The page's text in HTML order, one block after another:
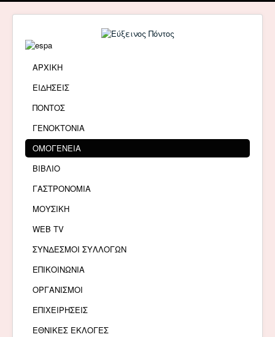
ΑΡΧΙΚΗ
ΕΙΔΗΣΕΙΣ
ΠΟΝΤΟΣ
ΓΕΝΟΚΤΟΝΙΑ
ΟΜΟΓΕΝΕΙΑ
ΒΙΒΛΙΟ
ΓΑΣΤΡΟΝΟΜΙΑ
ΜΟΥΣΙΚΗ
WEB TV
ΣΥΝΔΕΣΜΟΙ ΣΥΛΛΟΓΩΝ
ΕΠΙΚΟΙΝΩΝΙΑ
ΟΡΓΑΝΙΣΜΟΙ
ΕΠΙΧΕΙΡΗΣΕΙΣ
ΕΘΝΙΚΕΣ ΕΚΛΟΓΕΣ